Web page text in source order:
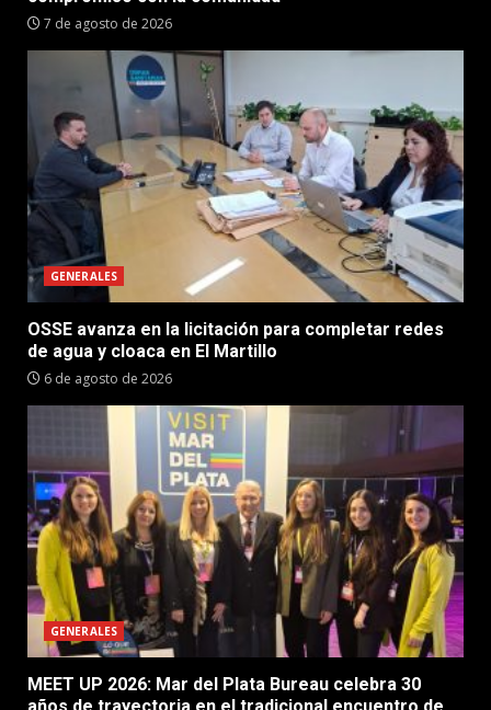
7 de agosto de 2026
GENERALES
OSSE avanza en la licitación para completar redes
de agua y cloaca en El Martillo
6 de agosto de 2026
GENERALES
MEET UP 2026: Mar del Plata Bureau celebra 30